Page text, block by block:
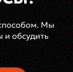
Мы
и обсудить